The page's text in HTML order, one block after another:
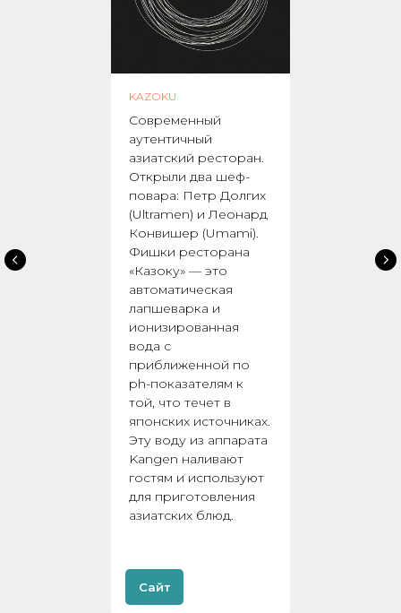
KAZOKU
Современный
аутентичный
азиатский ресторан.
Открыли два шеф-
повара: Петр Долгих
(Ultramen) и Леонард
Конвишер (Umami).
Фишки ресторана
«Казоку» — это
автоматическая
лапшеварка и
ионизированная
вода с
приближенной по
ph-показателям к
той, что течет в
японских источниках.
Эту воду из аппарата
Kangen наливают
гостям и используют
для приготовления
азиатских блюд.
Сайт